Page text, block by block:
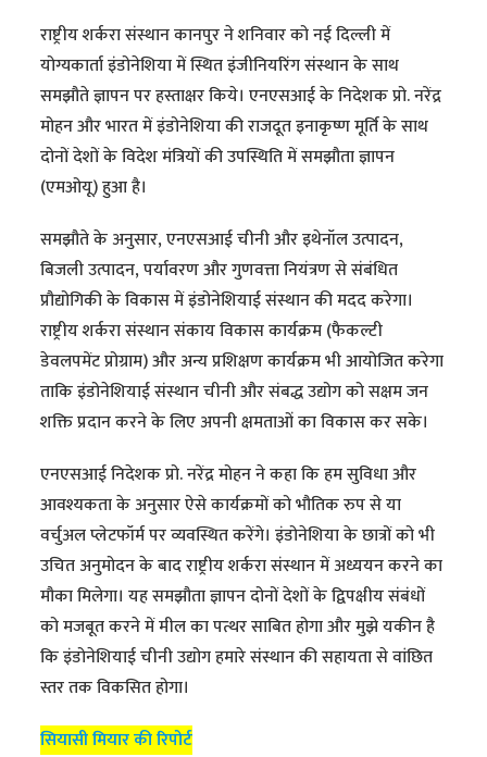
राष्ट्रीय शर्करा संस्थान कानपुर ने शनिवार को नई दिल्ली में
योग्यकार्ता इंडोनेशिया में स्थित इंजीनियरिंग संस्थान के साथ
समझौते ज्ञापन पर हस्ताक्षर किये। एनएसआई के निदेशक प्रो. नरेंद्र
मोहन और भारत में इंडोनेशिया की राजदूत इनाकृष्ण मूर्ति के साथ
दोनों देशों के विदेश मंत्रियों की उपस्थिति में समझौता ज्ञापन
(एमओयू) हुआ है।
समझौते के अनुसार, एनएसआई चीनी और इथेनॉल उत्पादन,
बिजली उत्पादन, पर्यावरण और गुणवत्ता नियंत्रण से संबंधित
प्रौद्योगिकी के विकास में इंडोनेशियाई संस्थान की मदद करेगा।
राष्ट्रीय शर्करा संस्थान संकाय विकास कार्यक्रम (फैकल्टी
डेवलपमेंट प्रोग्राम) और अन्य प्रशिक्षण कार्यक्रम भी आयोजित करेगा
ताकि इंडोनेशियाई संस्थान चीनी और संबद्ध उद्योग को सक्षम जन
शक्ति प्रदान करने के लिए अपनी क्षमताओं का विकास कर सके।
एनएसआई निदेशक प्रो. नरेंद्र मोहन ने कहा कि हम सुविधा और
आवश्यकता के अनुसार ऐसे कार्यक्रमों को भौतिक रुप से या
वर्चुअल प्लेटफॉर्म पर व्यवस्थित करेंगे। इंडोनेशिया के छात्रों को भी
उचित अनुमोदन के बाद राष्ट्रीय शर्करा संस्थान में अध्ययन करने का
मौका मिलेगा। यह समझौता ज्ञापन दोनों देशों के द्विपक्षीय संबंधों
को मजबूत करने में मील का पत्थर साबित होगा और मुझे यकीन है
कि इंडोनेशियाई चीनी उद्योग हमारे संस्थान की सहायता से वांछित
स्तर तक विकसित होगा।
सियासी मियार की रिपोर्ट